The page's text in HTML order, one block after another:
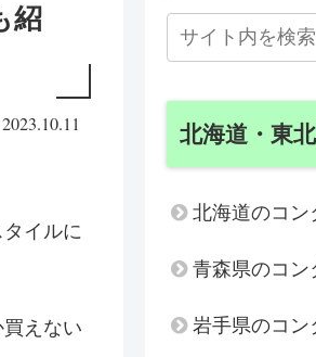
紹
2023.10.11
イルに
えない
北海道・東
北海道のコン
青森県のコン
岩手県のコン